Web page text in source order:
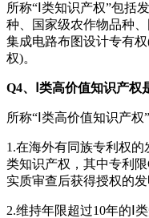
所称“Ⅰ类知识产权”包括
种、国家级农作物品种
集成电路布图设计专有
权)。
Q4、Ⅰ类高价值知识产权
所称“Ⅰ类高价值知识产权
1.在海外有同族专利权的
类知识产权，其中专利
实质审查后获得授权的发
2.维持年限超过10年的Ⅰ类